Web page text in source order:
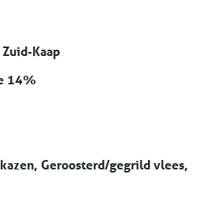
Kaap
14%
Geroosterd/gegrild vlees,